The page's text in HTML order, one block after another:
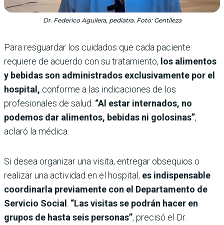
Dr. Federico Aguilera, pediatra. Foto: Gentileza
Para resguardar los cuidados que cada paciente
requiere de acuerdo con su tratamiento, los alimentos
y bebidas son administrados exclusivamente por el
hospital, conforme a las indicaciones de los
profesionales de salud. “Al estar internados, no
podemos dar alimentos, bebidas ni golosinas”,
aclaró la médica.
Si desea organizar una visita, entregar obsequios o
realizar una actividad en el hospital, es indispensable
coordinarla previamente con el Departamento de
Servicio Social
“Las visitas se podrán hacer en
grupos de hasta seis personas”, precisó el Dr.